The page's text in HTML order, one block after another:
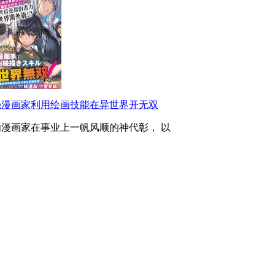
画家利用绘画技能在异世界开无双
画家在事业上一帆风顺的神代彰， 以